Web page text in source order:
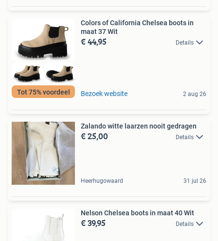
Tot 75% voordeel
Colors of California Chelsea boots in
maat 37 Wit
€ 44,95 Details
Bezoek website 2 aug 26
Zalando witte laarzen nooit gedragen
€ 25,00 Details
Heerhugowaard 31 jul 26
Nelson Chelsea boots in maat 40 Wit
€ 39,95 Details